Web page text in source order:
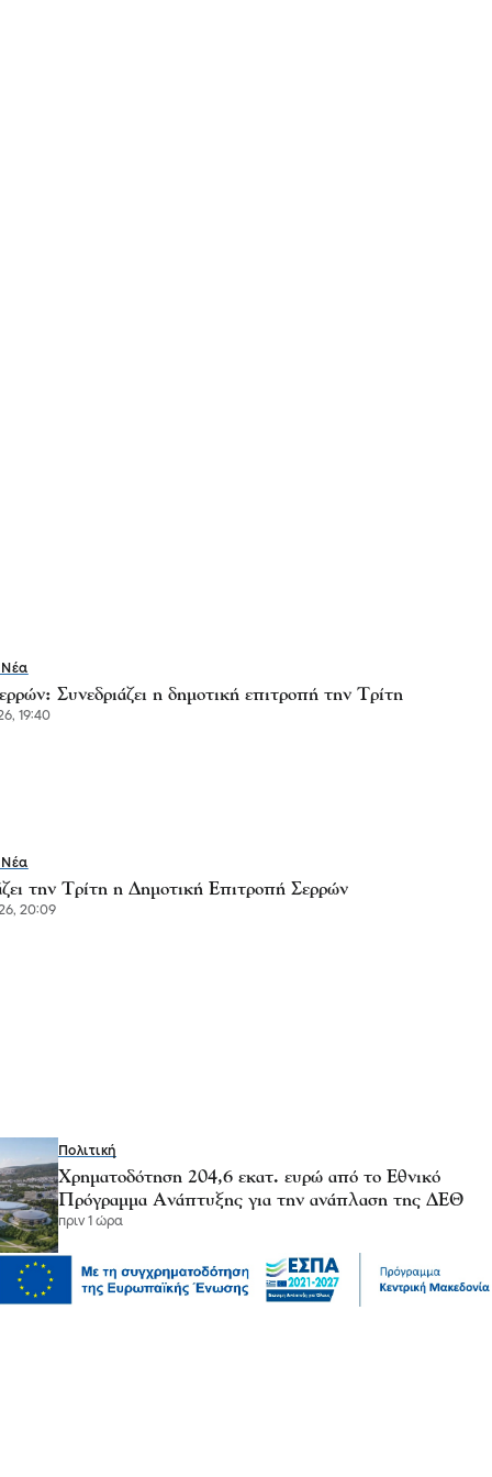
Νέα
Συνεδριάζει η δημοτική επιτροπή την Τρίτη
19:40
Νέα
την Τρίτη η Δημοτική Επιτροπή Σερρών
20:09
Πολιτική
Χρηματοδότηση 204,6 εκατ. ευρώ από το Εθνικό
Πρόγραμμα Ανάπτυξης για την ανάπλαση της ΔΕΘ
πριν 1 ώρα